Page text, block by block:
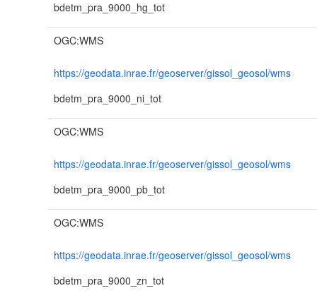
bdetm_pra_9000_hg_tot
OGC:WMS
https://geodata.inrae.fr/geoserver/gissol_geosol/wms
bdetm_pra_9000_ni_tot
OGC:WMS
https://geodata.inrae.fr/geoserver/gissol_geosol/wms
bdetm_pra_9000_pb_tot
OGC:WMS
https://geodata.inrae.fr/geoserver/gissol_geosol/wms
bdetm_pra_9000_zn_tot